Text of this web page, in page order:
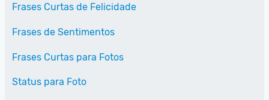
Frases Curtas de Felicidade
Frases de Sentimentos
Frases Curtas para Fotos
Status para Foto